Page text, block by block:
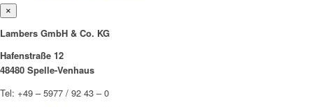
×
Lambers GmbH & Co. KG
Hafenstraße 12
48480 Spelle-Venhaus
Tel: +49 – 5977 / 92 43 – 0